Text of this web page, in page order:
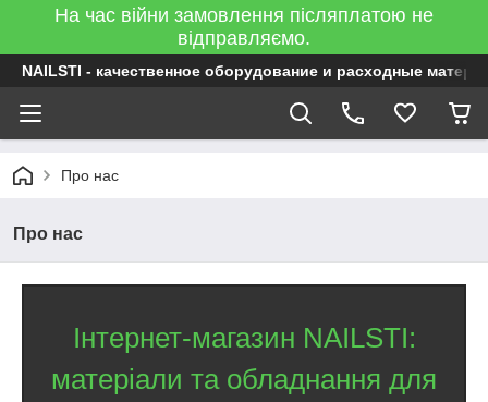
На час війни замовлення післяплатою не
відправляємо.
NAILSTI - качественное оборудование и расходные
Про нас
Про нас
Інтернет-магазин NAILSTI:
матеріали та обладнання для